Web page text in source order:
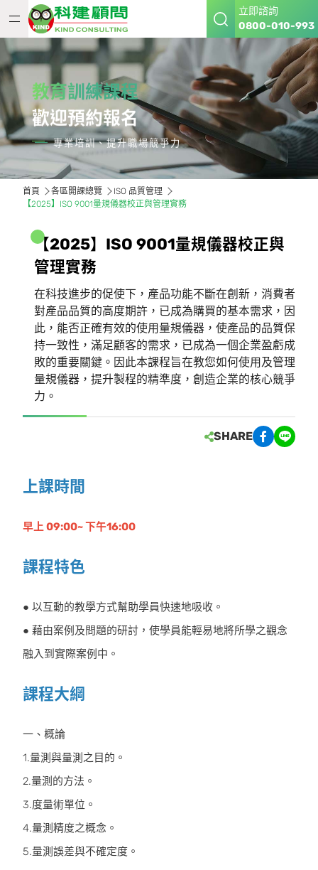
立即諮詢
0800-010-993
教育訓練課程
歡迎預約報名
專業培訓、提升職場競爭力
首頁 各區開課總覽
ISO 品質管理
【2025】ISO 9001量規儀器校正與管理實務
【2025】 ISO 9001量規儀器校正與
管理實務
在科技進步的促使下，產品功能不斷在創新，消費者
對產品品質的高度期許，已成為購買的基本需求，因
此，能否正確有效的使用量規儀器，使產品的品質保
持一致性，滿足顧客的需求，已成為一個企業盈虧成
敗的重要關鍵。因此本課程旨在教您如何使用及管理
量規儀器，提升製程的精準度，創造企業的核心競爭
力。
SHARE
上課時間
早上 09:00~ 下午16:00
課程特色
● 以互動的教學方式幫助學員快速地吸收。
● 藉由案例及問題的研討，使學員能輕易地將所學之觀念
融入到實際案例中。
課程大綱
一、概論
1.量測與量測之目的。
2.量測的方法。
3.度量術單位。
4.量測精度之概念。
5.量測誤差與不確定度。